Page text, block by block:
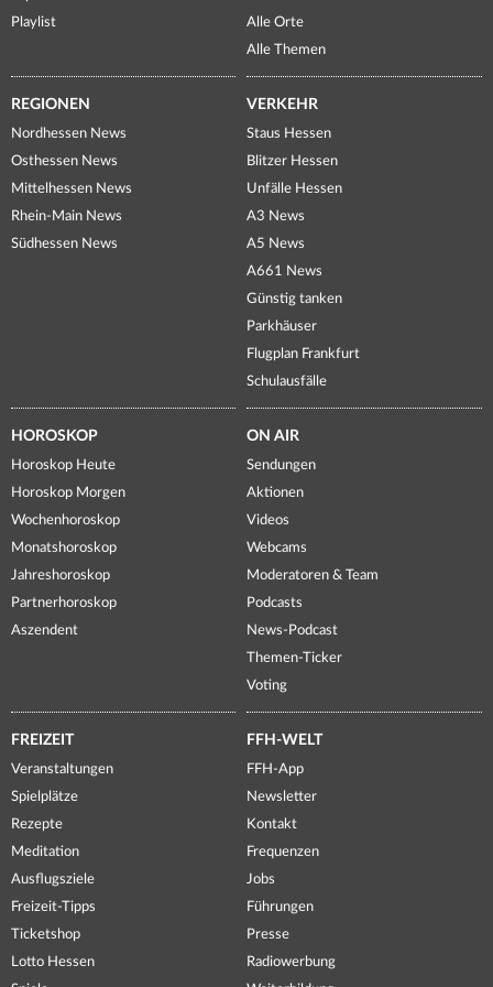
Playlist
Alle Orte
Alle Themen
REGIONEN
Nordhessen News
Osthessen News
Mittelhessen News
Rhein-Main News
Südhessen News
VERKEHR
Staus Hessen
Blitzer Hessen
Unfälle Hessen
A3 News
A5 News
A661 News
Günstig tanken
Parkhäuser
Flugplan Frankfurt
Schulausfälle
HOROSKOP
Horoskop Heute
Horoskop Morgen
Wochenhoroskop
Monatshoroskop
Jahreshoroskop
Partnerhoroskop
Aszendent
ON AIR
Sendungen
Aktionen
Videos
Webcams
Moderatoren & Team
Podcasts
News-Podcast
Themen-Ticker
Voting
FREIZEIT
Veranstaltungen
Spielplätze
Rezepte
Meditation
Ausflugsziele
Freizeit-Tipps
Ticketshop
Lotto Hessen
FFH-WELT
FFH-App
Newsletter
Kontakt
Frequenzen
Jobs
Führungen
Presse
Radiowerbung